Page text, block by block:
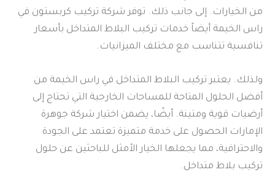
من الخيارات. إلى جانب ذلك. توفر شركة تركيب كربستون في
راس الخيمة أيضاً خدمات تركيب البلاط المتداخل بأسعار
تنافسية تتناسب مع مختلف الميزانيات.
ولذلك. يعتبر تركيب البلاط المتداخل في راس الخيمة من
أفضل الحلول المتاحة للمساحات الخارجية التي تحتاج إلى
أرضيات قوية ومتينة. أيضًا، يضمن اختيار شركة جوهرة
الإمارات الحصول على خدمة متميزة تعتمد على الجودة
والاحترافية، مما يجعلها الخيار الأمثل للباحثين عن حلول
تركيب بلاط متداخل.